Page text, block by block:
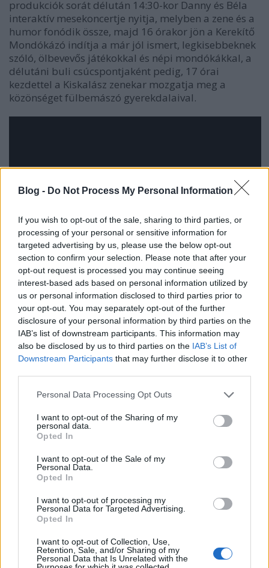
Blog - Do Not Process My Personal Information
If you wish to opt-out of the sale, sharing to third parties, or
processing of your personal or sensitive information for
targeted advertising by us, please use the below opt-out
section to confirm your selection. Please note that after your
opt-out request is processed you may continue seeing
interest-based ads based on personal information utilized by
us or personal information disclosed to third parties prior to
your opt-out. You may separately opt-out of the further
disclosure of your personal information by third parties on the
IAB’s list of downstream participants. This information may
also be disclosed by us to third parties on the IAB’s List of
Downstream Participants that may further disclose it to other
Please note that this website/app uses one or more Google
not limited to your visit or usage behaviour. You may click to
grant or deny consent to Google and its third-party tags to
use your data for below specified purposes in below Google
consent section.
Personal Data Processing Opt Outs
I want to opt-out of the Sharing of my
personal data.
Opted In
I want to opt-out of the Sale of my
Personal Data.
Opted In
I want to opt-out of processing my
Personal Data for Targeted Advertising.
Opted In
I want to opt-out of Collection, Use,
Retention, Sale, and/or Sharing of my
Personal Data that Is Unrelated with the
produkciók sorát délután 14:30-kor Danny és Béla
interaktív mesekoncertje nyitja, melyben a zene és a
humor fonódik össze, majd 16 órakor jön a Kerekítő
Mondókázó indítja a már jól ismert, legkisebbeknek
szóló, ölbevevős játékokkal és népi mondókákkal, a
délutáni buli csúcspontjaként pedig, 17 órai
kezdettel a Kiskalász zenekar mozgatja meg a
közönséget fülbemászó gyerekdalaival.
A zenei élmény azonban nem ér véget a színpad
HangolÓra interaktív hangszerkiállításon a
gyerekek valódi „hangszersimogatóban” vehetnek
részt. Itt nem érvényes a „mindent a szemnek,
próbálhatják ki a különböző hangszereket,
megismerve azok hangját és érintését, megtéve első
valódi, családokra hangolt fesztiválforgatag várja a
látogatókat. Ismét ott lesz az egyik régi kedvenc, a
belülről is felfedezhető tűzoltóautó, kicsik és nagyok
egyaránt alkothatnak a kézműves foglalkozásokon
és a Park saját színezősarkában, vagy próbára
tehetik ügyességüket a zsonglőr játszóparkban és a
sportjátékokon. A technika iránt érdeklődők a
Pöttyös Pajtik Lego motorizált foglalkozásain